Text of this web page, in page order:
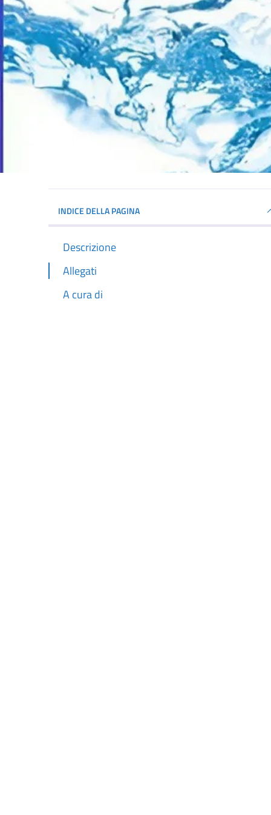
INDICE DELLA PAGINA
Descrizione
Allegati
A cura di